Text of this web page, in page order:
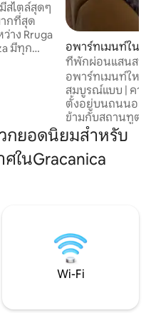
สไตล์สุดๆ
กที่สุด
าง Rruga
มีทุก
รับผู้เข้า
น เหมาะ
นักเดิน
กที่ทัน
อพาร์ทเมนท์ใน
ที่พักผ่อนแสนสบา
อพาร์ทเมนท์ใหม่แ
สมบูรณ์แบบ | ควา
ตั้งอยู่บนถนนอะห์
ข้ามกับสถานทูตสห
ใจกลางเมืองเพียง
กาแฟ และร้านอาห
200 เมตร สถานบั
บ้านหลังจากใช้เวล
กยอดนิยมสำหรับ
ในGracanica
Wi-Fi